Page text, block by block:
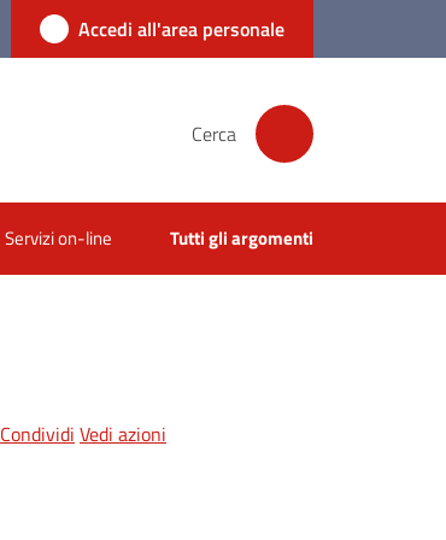
Accedi all'area personale
Cerca
Servizi on-line Tutti gli argomenti
Condividi Vedi azioni